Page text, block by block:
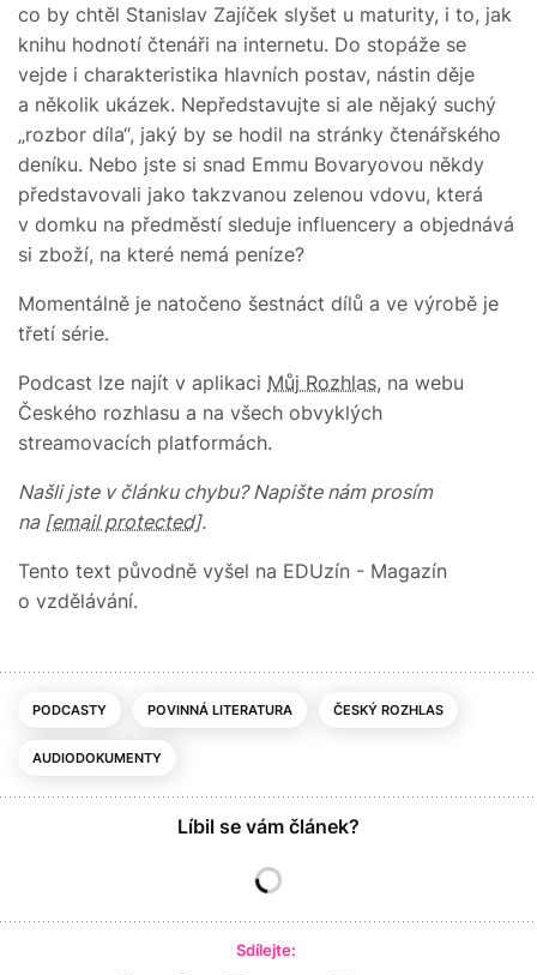
co by chtěl Stanislav Zajíček slyšet u maturity, i to, jak
knihu hodnotí čtenáři na internetu. Do stopáže se
vejde i charakteristika hlavních postav, nástin děje
a několik ukázek. Nepředstavujte si ale nějaký suchý
„rozbor díla“, jaký by se hodil na stránky čtenářského
deníku. Nebo jste si snad Emmu Bovaryovou někdy
představovali jako takzvanou zelenou vdovu, která
v domku na předměstí sleduje influencery a objednává
si zboží, na které nemá peníze?
Momentálně je natočeno šestnáct dílů a ve výrobě je
třetí série.
Podcast lze najít v aplikaci Můj Rozhlas, na webu
Českého rozhlasu a na všech obvyklých
streamovacích platformách.
Našli jste v článku chybu? Napište nám prosím
na [email protected].
Tento text původně vyšel na EDUzín - Magazín
o vzdělávání.
PODCASTY POVINNÁ LITERATURA ČESKÝ ROZHLAS
AUDIODOKUMENTY
Líbil se vám článek?
Sdílejte: